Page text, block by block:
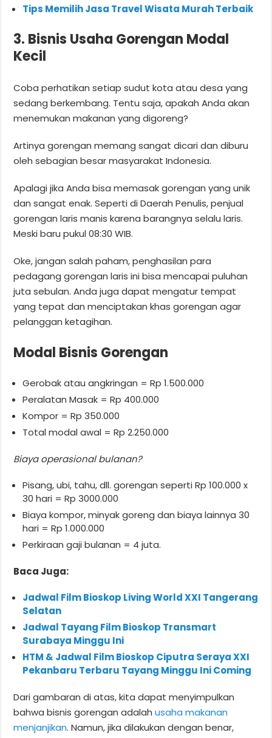
Tips Memilih Jasa Travel Wisata Murah Terbaik
3. Bisnis Usaha Gorengan Modal
Kecil
Coba perhatikan setiap sudut kota atau desa yang
sedang berkembang. Tentu saja, apakah Anda akan
menemukan makanan yang digoreng?
Artinya gorengan memang sangat dicari dan diburu
oleh sebagian besar masyarakat Indonesia.
Apalagi jika Anda bisa memasak gorengan yang unik
dan sangat enak. Seperti di Daerah Penulis, penjual
gorengan laris manis karena barangnya selalu laris.
Meski baru pukul 08:30 WIB.
Oke, jangan salah paham, penghasilan para
pedagang gorengan laris ini bisa mencapai puluhan
juta sebulan. Anda juga dapat mengatur tempat
yang tepat dan menciptakan khas gorengan agar
pelanggan ketagihan.
Modal Bisnis Gorengan
Gerobak atau angkringan = Rp 1.500.000
Peralatan Masak = Rp 400.000
Kompor = Rp 350.000
Total modal awal = Rp 2.250.000
Biaya operasional bulanan?
Pisang, ubi, tahu, dll. gorengan seperti Rp 100.000 x
30 hari = Rp 3000.000
Biaya kompor, minyak goreng dan biaya lainnya 30
hari = Rp 1.000.000
Perkiraan gaji bulanan = 4 juta.
Baca Juga:
Jadwal Film Bioskop Living World XXI Tangerang
Selatan
Jadwal Tayang Film Bioskop Transmart
Surabaya Minggu Ini
HTM & Jadwal Film Bioskop Ciputra Seraya XXI
Pekanbaru Terbaru Tayang Minggu Ini Coming
Dari gambaran di atas, kita dapat menyimpulkan
bahwa bisnis gorengan adalahusaha makanan
menjanjikan. Namun, jika dilakukan dengan benar,